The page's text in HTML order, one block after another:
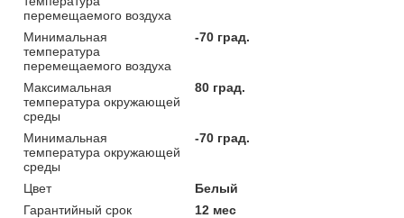
перемещаемого воздуха
Минимальная
температура
перемещаемого воздуха
-70 град.
Максимальная
температура окружающей
среды
80 град.
Минимальная
температура окружающей
среды
-70 град.
Цвет
Белый
Гарантийный срок
12 мес